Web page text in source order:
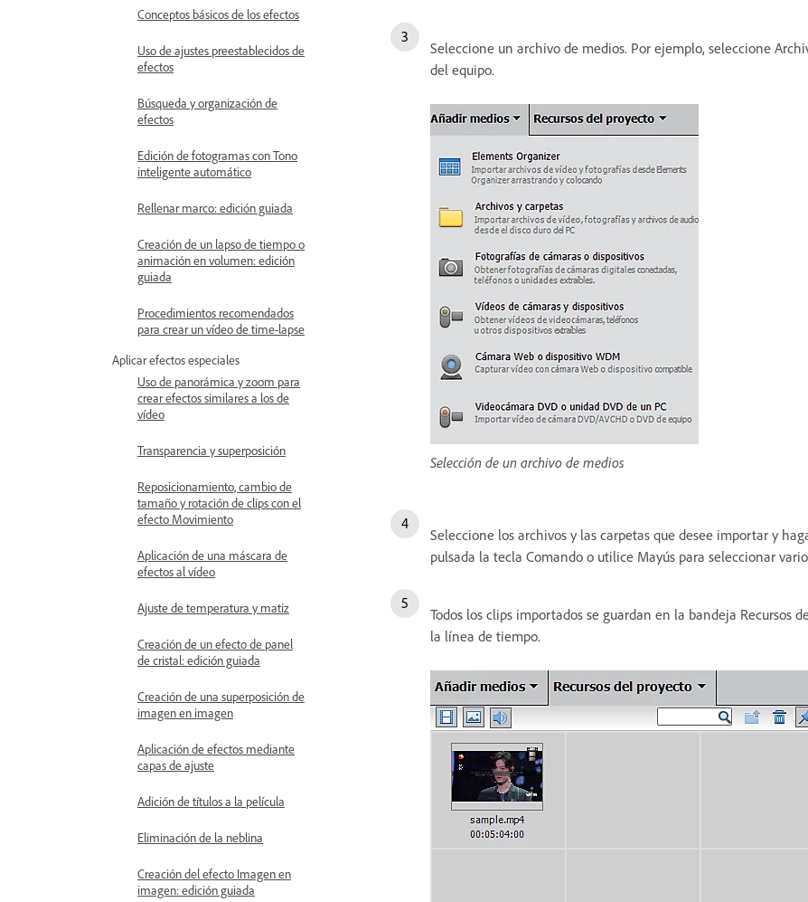
Conceptos básicos de los efectos
Uso de ajustes preestablecidos de
efectos
Búsqueda y organización de
efectos
Edición de fotogramas con Tono
inteligente automático
Rellenar marco: edición guiada
Creación de un lapso de tiempo o
animación en volumen: edición
guiada
Procedimientos recomendados
para crear un vídeo de time-lapse
Aplicar efectos especiales
Uso de panorámica y zoom para
crear efectos similares a los de
vídeo
Transparencia y superposición
Reposicionamiento, cambio de
tamaño y rotación de clips con el
efecto Movimiento
Aplicación de una máscara de
efectos al vídeo
Ajuste de temperatura y matiz
Creación de un efecto de panel
de cristal: edición guiada
Creación de una superposición de
imagen en imagen
Aplicación de efectos mediante
capas de ajuste
Adición de títulos a la película
Eliminación de la neblina
Creación del efecto Imagen en
imagen: edición guiada
Seleccione un archivo de medios. Por ejemplo, seleccione
del equipo.
Selección de un archivo de medios
Seleccione los archivos y las carpetas que desee importar y
pulsada la tecla Comando o utilice Mayús para seleccionar
Todos los clips importados se guardan en la bandeja Recursos
la línea de tiempo.